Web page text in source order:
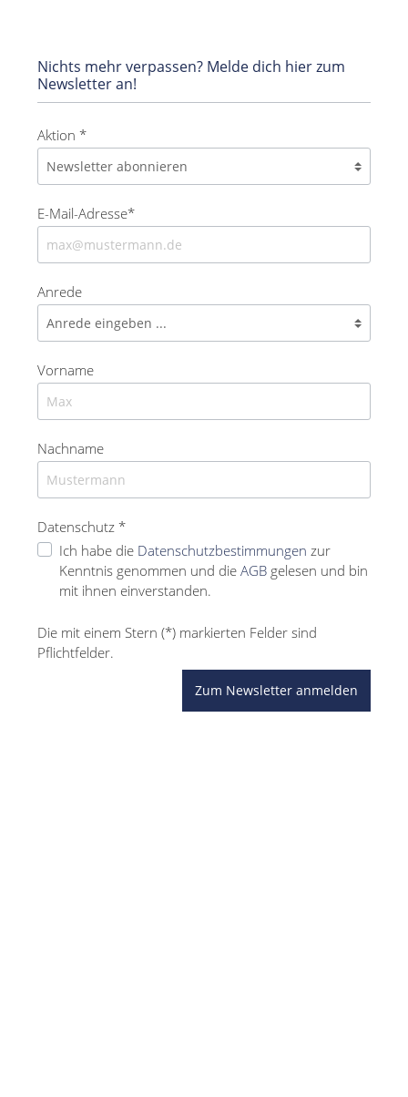
Nichts mehr verpassen? Melde dich hier zum
Newsletter an!
Aktion *
E-Mail-Adresse*
Anrede
Vorname
Nachname
Datenschutz *
Ich habe die Datenschutzbestimmungen zur
Kenntnis genommen und die AGB gelesen und bin
mit ihnen einverstanden.
Die mit einem Stern (*) markierten Felder sind
Pflichtfelder.
Zum Newsletter anmelden